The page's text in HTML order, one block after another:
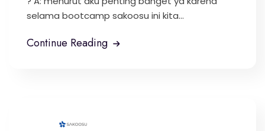
selama bootcamp sakoosu ini kita...
Continue Reading